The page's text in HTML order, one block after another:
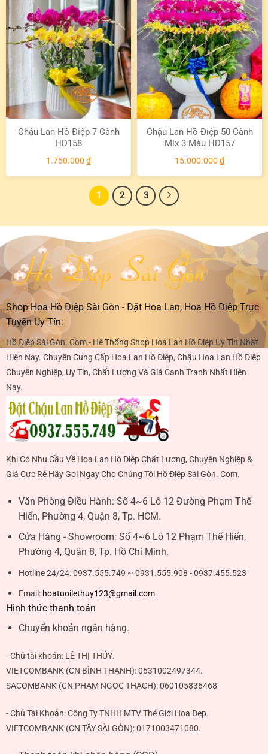
Chậu Lan Hồ Điệp 7 Cành
HD158
1.750.000 ₫
Chậu Lan Hồ Điệp 50 Cành
Mix 3 Màu HD157
15.000.000 ₫
1 2 3
Shop Hoa Hồ Điệp Sài Gòn - Đặt Hoa Lan, Hoa Hồ Điệp Trực
Tuyến Uy Tín:
Hồ Điệp Sài Gòn. Com - Hệ Thống Shop Hoa Lan Hồ Điệp Uy Tín Nhất
Hiện Nay. Chuyên Cung Cấp Hoa Lan Hồ Điệp, Chậu Hoa Lan Hồ Điệp
Chuyên Nghiệp, Uy Tín, Chất Lượng Và Giá Cạnh Tranh Nhất Hiện
Nay.
Khi Có Nhu Cầu Về Hoa Lan Hồ Điệp Chất Lượng, Chuyên Nghiệp &
Giá Cực Rẻ Hãy Gọi Ngay Cho Chúng Tôi Hồ Điệp Sài Gòn. Com.
Văn Phòng Điều Hành: Số 4~6 Lô 12 Đường Phạm Thế
Hiển, Phường 4, Quận 8, Tp. HCM.
Cửa Hàng - Showroom: Số 4~6 Lô 12 Phạm Thế Hiển,
Phường 4, Quận 8, Tp. Hồ Chí Minh.
Hotline 24/24:0937.555.749 ~ 0931.555.908 - 0937.455.523
Email: hoatuoilethuy123@gmail.com
Hình thức thanh toán
Chuyển khoản ngân hàng.
- Chủ tài khoản: LÊ THỊ THÚY.
VIETCOMBANK (CN BÌNH THẠNH):0531002497344.
SACOMBANK (CN PHẠM NGỌC THẠCH):060105836468
- Chủ Tài Khoản: Công Ty TNHH MTV Thế Giới Hoa Đẹp.
VIETCOMBANK (CN TÂY SÀI GÒN):0171003471080.